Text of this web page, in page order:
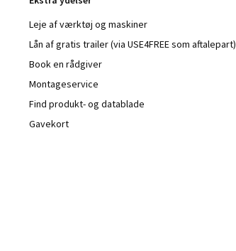
Leje af værktøj og maskiner
Lån af gratis trailer (via USE4FREE som aftalepart)
Book en rådgiver
Montageservice
Find produkt- og datablade
Gavekort